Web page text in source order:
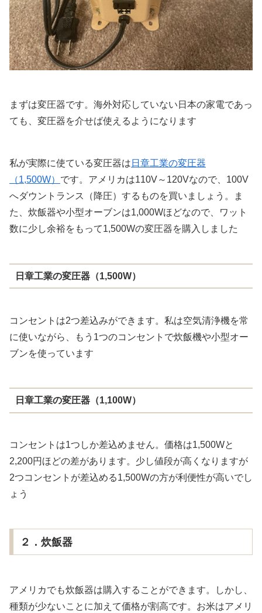
まずは変圧器です。海外対応していない日本の家電であっ
ても、変圧器を介せば使えるようになります
私が実際に使ている変圧器は 日章工業の変圧器
（1,500W） です。アメリカは110V～120Vなので、100V
へダウントランス（降圧）するものを買いましょう。ま
た、炊飯器や小型オーブンは1,000Wほどなので、ワット
数に少し余裕をもって1,500Wの変圧器を購入しました
日章工業の変圧器（1,500W）
コンセントは2つ差込みができます。私は空気清浄機を常
に使いながら、もう1つのコンセントで炊飯機や小型オー
ブンを使っています
日章工業の変圧器（1,100W）
コンセントは1つしか差込めません。価格は1,500Wと
2,200円ほどの差があります。少し値段が高くなりますが
2つコンセントが差込める1,500Wの方が利便性が高いでし
ょう
２．炊飯器
アメリカでも炊飯器は購入することができます。しかし、
種類が少ないことに加えて価格が割高です。お米はアメリ